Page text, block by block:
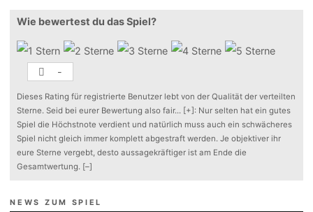
Wie bewertest du das Spiel?
-
Dieses Rating für registrierte Benutzer lebt von der Qualität der verteilten
Sterne. Seid bei eurer Bewertung also fair... [+] : Nur selten hat ein gutes
Spiel die Höchstnote verdient und natürlich muss auch ein schwächeres
Spiel nicht gleich immer komplett abgestraft werden. Je objektiver ihr
eure Sterne vergebt, desto aussagekräftiger ist am Ende die
Gesamtwertung. [–]
NEWS ZUM SPIEL